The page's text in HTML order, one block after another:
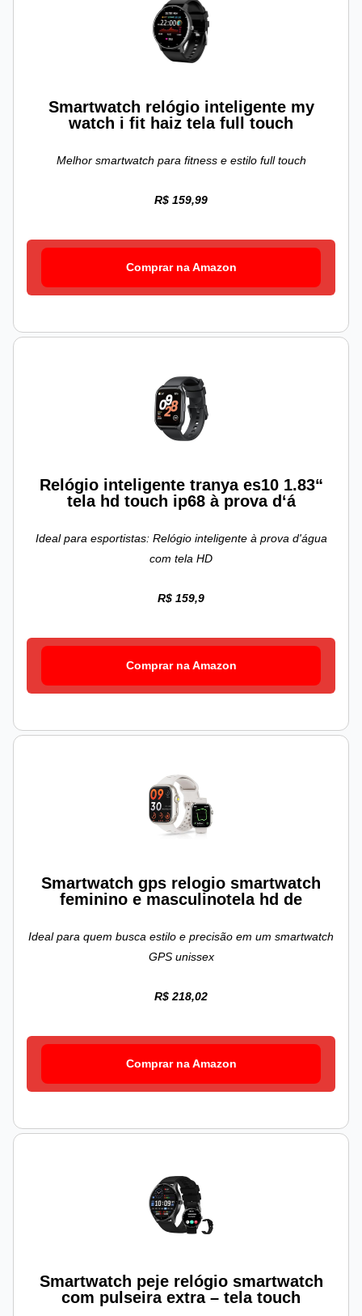
Smartwatch relógio inteligente my
watch i fit haiz tela full touch
Melhor smartwatch para fitness e estilo full touch
R$ 159,99
Comprar na Amazon
Relógio inteligente tranya es10 1.83“
tela hd touch ip68 à prova d‘á
Ideal para esportistas: Relógio inteligente à prova d'água
com tela HD
R$ 159,9
Comprar na Amazon
Smartwatch gps relogio smartwatch
feminino e masculinotela hd de
Ideal para quem busca estilo e precisão em um smartwatch
GPS unissex
R$ 218,02
Comprar na Amazon
Smartwatch peje relógio smartwatch
com pulseira extra – tela touch